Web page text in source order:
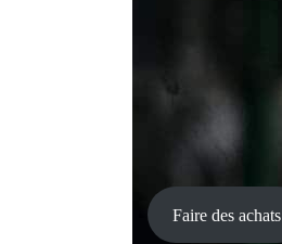
Faire des achats